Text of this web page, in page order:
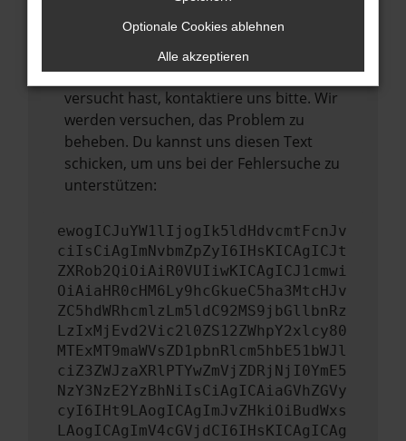
mehr unterstützt werden.
Wende dich an den Webseitenbetreiber.
Wenn du alle oben genannten Schritte
versucht hast, kontaktiere uns bitte. Wir
werden versuchen, das Problem zu
beheben. Du kannst uns diesen Text
schicken, um uns bei der Fehlersuche zu
unterstützen:
ewogICJuYW1lIjogIk5ldHdvcmtFcnJv
ciIsCiAgImNvbmZpZyI6IHsKICAgICJt
ZXRob2QiOiAiR0VUIiwKICAgICJ1cmwi
OiAiaHR0cHM6Ly9hcGkueC5ha3MtcHJv
ZC5hdWRhcmlzLm5ldC92MS9jbGllbnRz
LzIxMjEvd2Vic2l0ZS12ZWhpY2xlcy80
MTExMT9maWVsZD1pbnRlcm5hbE51bWJl
ciZ3ZWJzaXRlPTYwZmVjZDRjNjI0YmE5
NzY3NzE2YzBhNiIsCiAgICAiaGVhZGVy
cyI6IHt9LAogICAgImJvZHkiOiBudWxs
LAogICAgImV4cGVjdCI6IHsKICAgICAg
Optionale Cookies ablehnen
Alle akzeptieren